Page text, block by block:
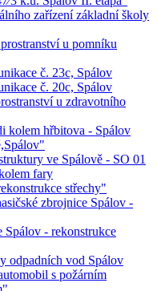
zařízení základní školy
u pomníku
č. 23c, Spálov
č. 20c, Spálov
u zdravotního
kolem hřbitova - Spálov
ve Spálově - SO 01
fary
střechy"
zbrojnice Spálov -
Spálov - rekonstrukce
odpadních vod Spálov
s požárním